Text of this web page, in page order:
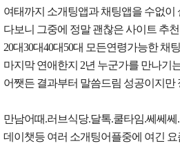
여태까지 소개팅앱과 채팅앱을 수없
다보니 그중에 정말 괜찮은 사이트 추
20대30대40대50대 모든연령가능한 채
마지막 연애한지 2년 누군가를 만나기
어쨋든 결과부터 말씀드림 성공이지만
만남어때.러브식당.달톡.쿨타임.쎄쎄쎄
데이챗등 여러 소개팅어플중에 여긴